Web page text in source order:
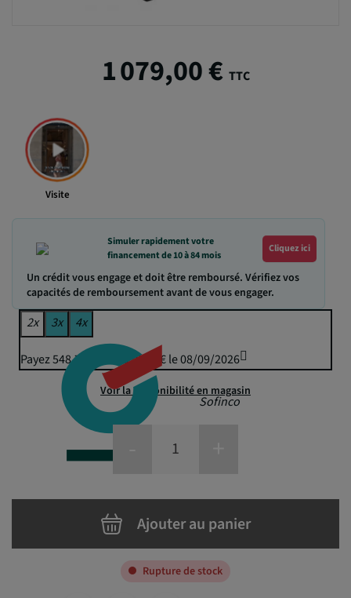
1 079,00 € TTC
Visite
Simuler rapidement votre
financement de 10 à 84 mois
Cliquez ici
Un crédit vous engage et doit être remboursé. Vérifiez vos
capacités de remboursement avant de vous engager.
Sofinco
2x 3x 4x
Payez 548,77 € puis 539,50 € le 08/09/2026
Voir la disponibilité en magasin
Ajouter au panier
Rupture de stock